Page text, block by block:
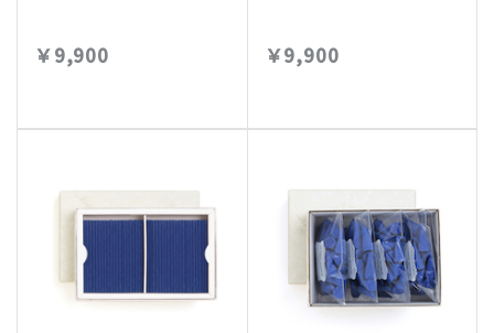
￥9,900 ￥9,900